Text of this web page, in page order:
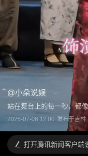
@小朵说娱
站在舞台上的每一秒，都
2026-07-06 12:00 发布于吉林
打开腾讯新闻客户端